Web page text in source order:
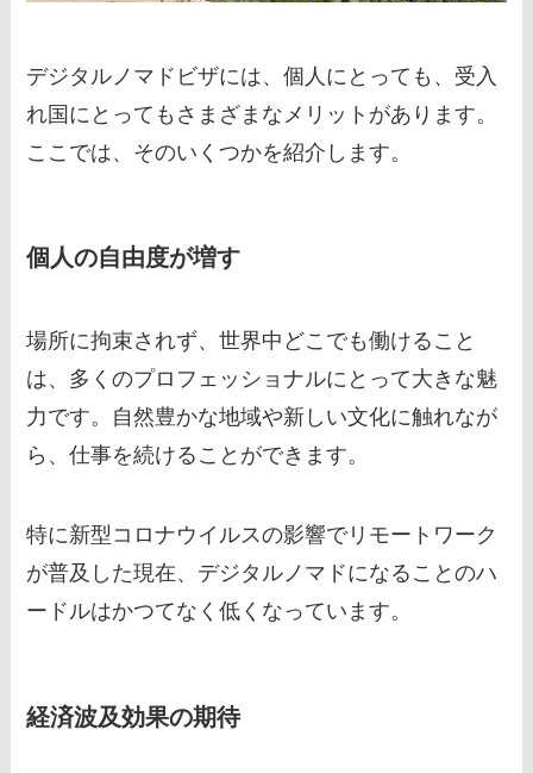
デジタルノマドビザには、個人にとっても、受入
れ国にとってもさまざまなメリットがあります。
ここでは、そのいくつかを紹介します。
個人の自由度が増す
場所に拘束されず、世界中どこでも働けること
は、多くのプロフェッショナルにとって大きな魅
力です。自然豊かな地域や新しい文化に触れなが
ら、仕事を続けることができます。
特に新型コロナウイルスの影響でリモートワーク
が普及した現在、デジタルノマドになることのハ
ードルはかつてなく低くなっています。
経済波及効果の期待